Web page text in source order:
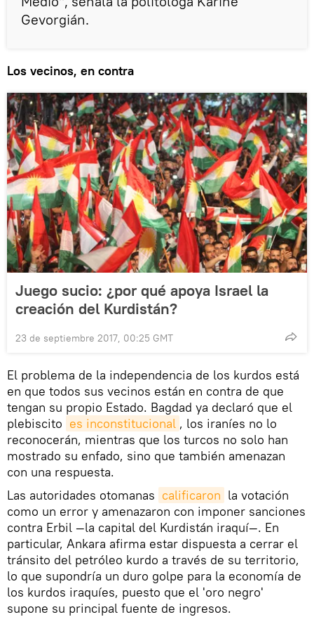
Gevorgián.
Los vecinos, en contra
Juego sucio: ¿por qué apoya Israel la
creación del Kurdistán?
23 de septiembre 2017, 00:25 GMT
El problema de la independencia de los kurdos está
en que todos sus vecinos están en contra de que
tengan su propio Estado. Bagdad ya declaró que el
plebiscito es inconstitucional , los iraníes no lo
reconocerán, mientras que los turcos no solo han
mostrado su enfado, sino que también amenazan
con una respuesta.
Las autoridades otomanas calificaron la votación
como un error y amenazaron con imponer sanciones
contra Erbil —la capital del Kurdistán iraquí—. En
particular, Ankara afirma estar dispuesta a cerrar el
tránsito del petróleo kurdo a través de su territorio,
lo que supondría un duro golpe para la economía de
los kurdos iraquíes, puesto que el 'oro negro'
supone su principal fuente de ingresos.